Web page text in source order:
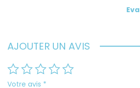
Eva
AJOUTER UN AVIS
Votre avis *